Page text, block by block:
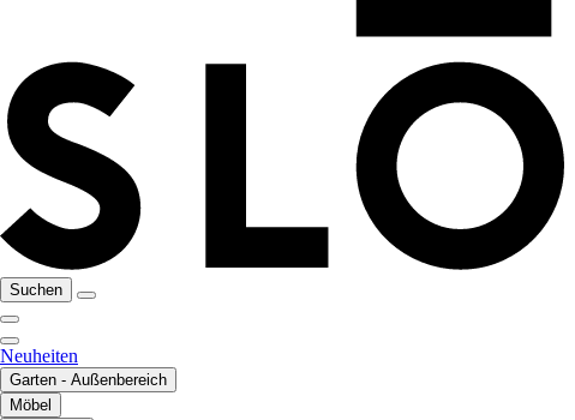
Suchen
Neuheiten
Garten - Außenbereich
Möbel